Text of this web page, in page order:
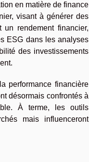
en matière de finance
visant à générer des
rendement financier,
ESG dans les analyses
des investissements
performance financière
désormais confrontés à
À terme, les outils
mais influenceront